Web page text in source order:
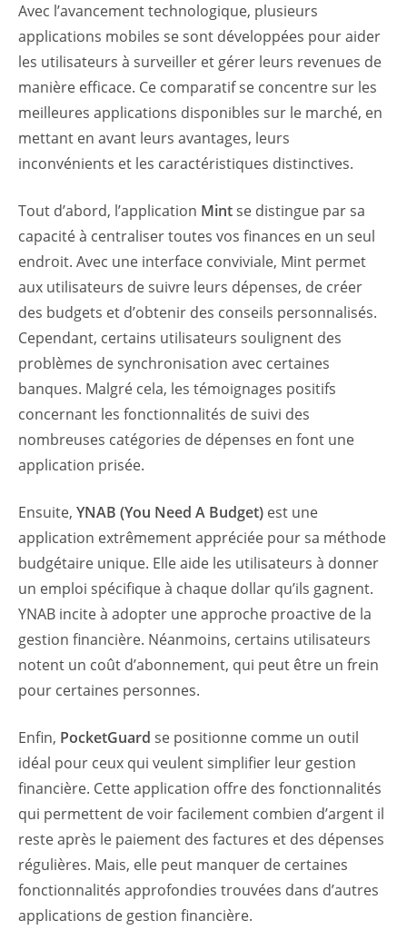
Avec l’avancement technologique, plusieurs
applications mobiles se sont développées pour aider
les utilisateurs à surveiller et gérer leurs revenues de
manière efficace. Ce comparatif se concentre sur les
meilleures applications disponibles sur le marché, en
mettant en avant leurs avantages, leurs
inconvénients et les caractéristiques distinctives.
Tout d’abord, l’application Mintse distingue par sa
capacité à centraliser toutes vos finances en un seul
endroit. Avec une interface conviviale, Mint permet
aux utilisateurs de suivre leurs dépenses, de créer
des budgets et d’obtenir des conseils personnalisés.
Cependant, certains utilisateurs soulignent des
problèmes de synchronisation avec certaines
banques. Malgré cela, les témoignages positifs
concernant les fonctionnalités de suivi des
nombreuses catégories de dépenses en font une
application prisée.
Ensuite, YNAB (You Need A Budget) est une
application extrêmement appréciée pour sa méthode
budgétaire unique. Elle aide les utilisateurs à donner
un emploi spécifique à chaque dollar qu’ils gagnent.
YNAB incite à adopter une approche proactive de la
gestion financière. Néanmoins, certains utilisateurs
notent un coût d’abonnement, qui peut être un frein
pour certaines personnes.
Enfin, PocketGuard se positionne comme un outil
idéal pour ceux qui veulent simplifier leur gestion
financière. Cette application offre des fonctionnalités
qui permettent de voir facilement combien d’argent il
reste après le paiement des factures et des dépenses
régulières. Mais, elle peut manquer de certaines
fonctionnalités approfondies trouvées dans d’autres
applications de gestion financière.